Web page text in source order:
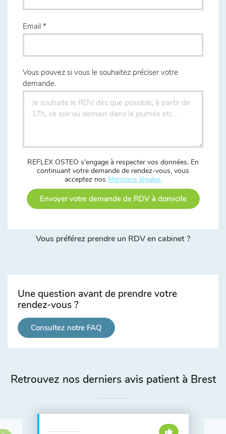
Email
Vous pouvez si vous le souhaitez préciser votre
demande.
REFLEX OSTEO s'engage à respecter vos données. En
continuant votre demande de rendez-vous, vous
acceptez nos Mentions légales.
Envoyer votre demande de RDV à domicile
Vous préférez prendre un RDV en cabinet ?
Une question avant de prendre votre
rendez-vous ?
Consultez notre FAQ
Retrouvez nos derniers avis patient à Brest